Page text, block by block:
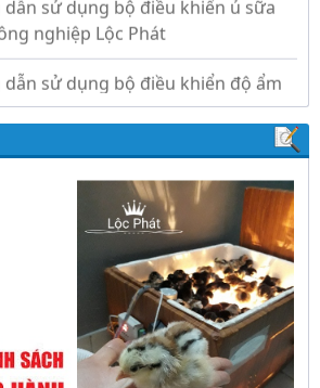
sử dụng bộ điều khiển độ ẩm
độ và ánh sáng tự động Lộc